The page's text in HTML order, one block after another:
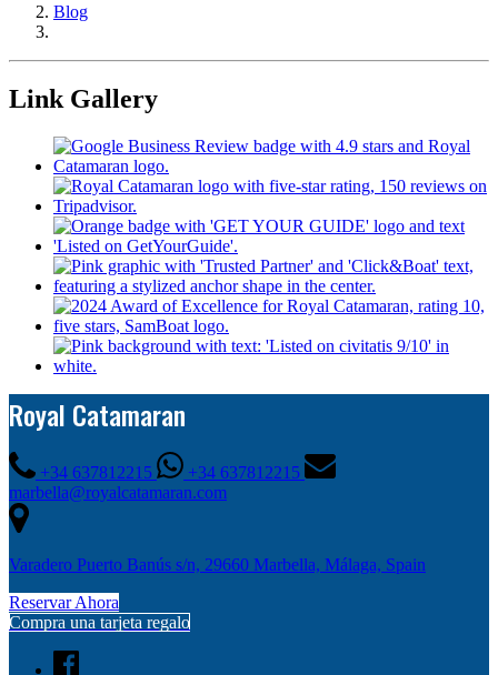
Blog
Link Gallery
Royal Catamaran
+34 637812215
+34 637812215
marbella@royalcatamaran.com
Varadero Puerto Banús s/n, 29660 Marbella, Málaga, Spain
Reservar Ahora
Compra una tarjeta regalo